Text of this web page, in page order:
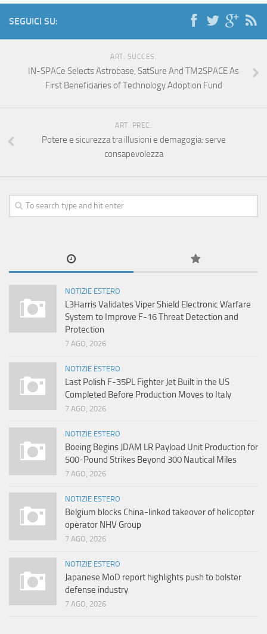
SEGUICI SU:
ART. SUCCES.
IN-SPACe Selects Astrobase, SatSure And TM2SPACE As
First Beneficiaries of Technology Adoption Fund
ART. PREC.
Potere e sicurezza tra illusioni e demagogia: serve
consapevolezza
NOTIZIE ESTERO
L3Harris Validates Viper Shield Electronic Warfare
System to Improve F-16 Threat Detection and
Protection
7 AGO, 2026
NOTIZIE ESTERO
Last Polish F-35PL Fighter Jet Built in the US
Completed Before Production Moves to Italy
7 AGO, 2026
NOTIZIE ESTERO
Boeing Begins JDAM LR Payload Unit Production for
500-Pound Strikes Beyond 300 Nautical Miles
7 AGO, 2026
NOTIZIE ESTERO
Belgium blocks China-linked takeover of helicopter
operator NHV Group
7 AGO, 2026
NOTIZIE ESTERO
Japanese MoD report highlights push to bolster
defense industry
7 AGO, 2026